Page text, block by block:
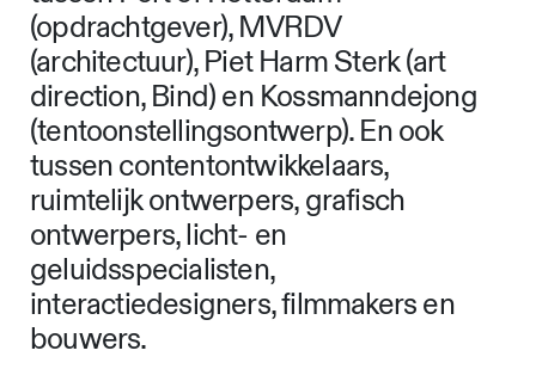
(opdrachtgever), MVRDV
(architectuur), Piet Harm Sterk (art
direction, Bind) en Kossmanndejong
(tentoonstellingsontwerp). En ook
tussen contentontwikkelaars,
ruimtelijk ontwerpers, grafisch
ontwerpers, licht- en
geluidsspecialisten,
interactiedesigners, filmmakers en
bouwers.